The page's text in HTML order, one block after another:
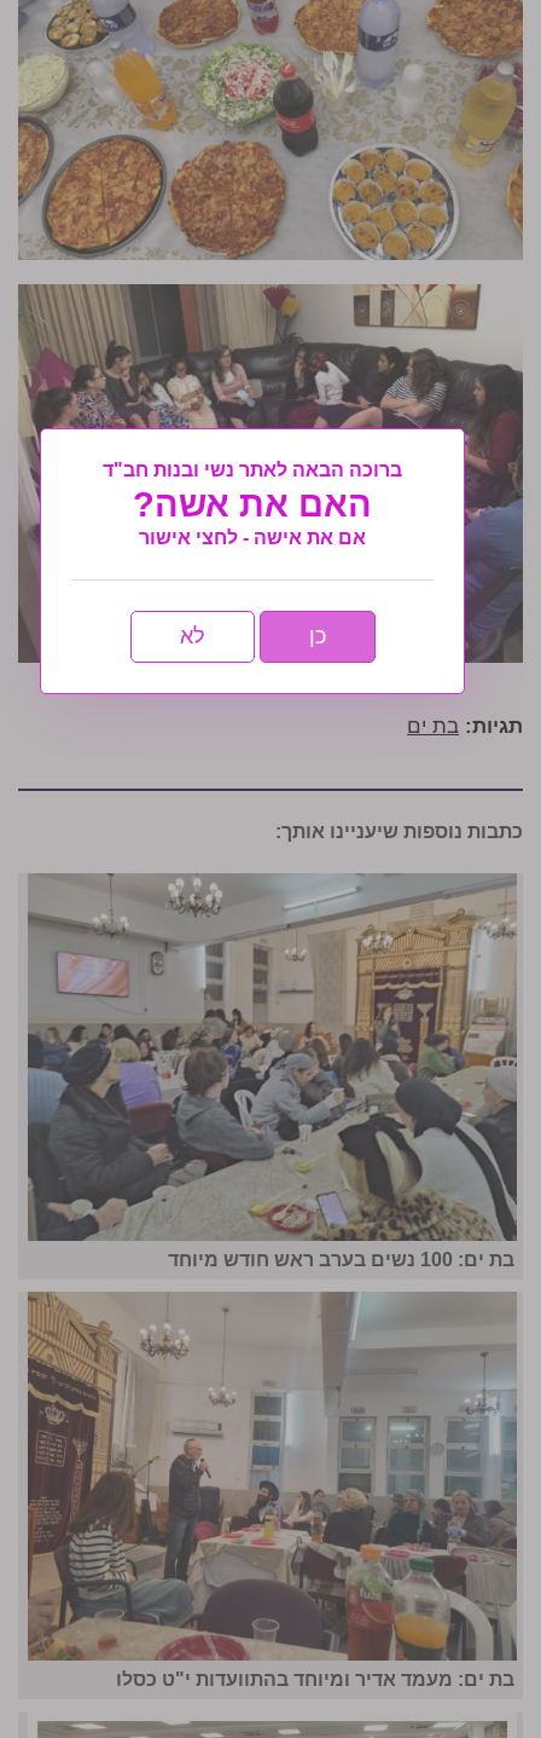
תגיות: בת ים
כתבות נוספות שיעניינו אותך:
בת ים: 100 נשים בערב ראש חודש מיוחד
בת ים: מעמד אדיר ומיוחד בהתוועדות י"ט כסלו
ברוכה הבאה לאתר נשי ובנות חב"ד
האם את אשה?
אם את אישה - לחצי אישור
כן לא